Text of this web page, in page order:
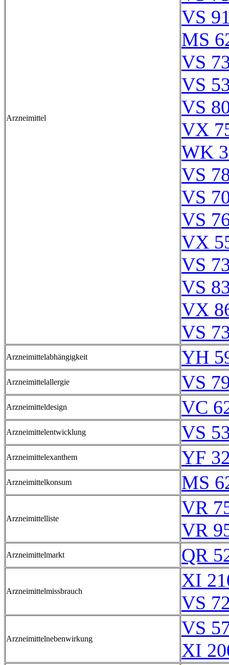
Arzneimittel
VS
MS
VS
VS
VS
VX
WK
VS
VS
VS
VX
VS
VS
VX
VS
Arzneimittelabhängigkeit YH
Arzneimittelallergie VS
Arzneimitteldesign VC
Arzneimittelentwicklung VS
Arzneimittelexanthem YF
Arzneimittelkonsum MS
Arzneimittelliste
VR
VR
Arzneimittelmarkt QR
Arzneimittelmissbrauch
XI
VS
Arzneimittelnebenwirkung
VS
XI